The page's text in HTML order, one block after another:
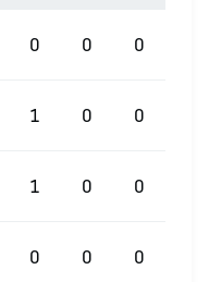
0 0 0
1 0 0
1 0 0
0 0 0